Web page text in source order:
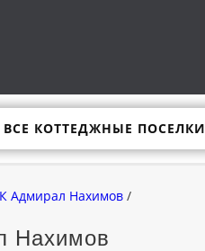
ВСЕ КОТТЕДЖНЫЕ ПОСЕЛКИ
Адмирал Нахимов /
Нахимов